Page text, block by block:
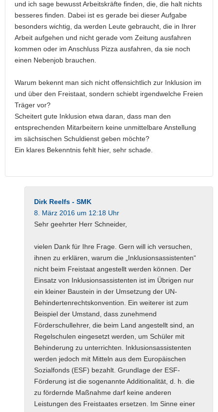
und ich sage bewusst Arbeitskräfte finden, die, die halt nichts
besseres finden. Dabei ist es gerade bei dieser Aufgabe
besonders wichtig, da werden Leute gebraucht, die in Ihrer
Arbeit aufgehen und nicht gerade vom Zeitung ausfahren
kommen oder im Anschluss Pizza ausfahren, da sie noch
einen Nebenjob brauchen.
Warum bekennt man sich nicht offensichtlich zur Inklusion im
und über den Freistaat, sondern schiebt irgendwelche Freien
Träger vor?
Scheitert gute Inklusion etwa daran, dass man den
entsprechenden Mitarbeitern keine unmittelbare Anstellung
im sächsischen Schuldienst geben möchte?
Ein klares Bekenntnis fehlt hier, sehr schade.
Dirk Reelfs - SMK
8. März 2016 um 12:18 Uhr
Sehr geehrter Herr Schneider,
vielen Dank für Ihre Frage. Gern will ich versuchen,
ihnen zu erklären, warum die „Inklusionsassistenten“
nicht beim Freistaat angestellt werden können. Der
Einsatz von Inklusionsassistenten ist im Übrigen nur
ein kleiner Baustein in der Umsetzung der UN-
Behindertenrechtskonvention. Ein weiterer ist zum
Beispiel der Umstand, dass zunehmend
Förderschullehrer, die beim Land angestellt sind, an
Regelschulen eingesetzt werden, um Schüler mit
Behinderung zu unterrichten. Inklusionsassistenten
werden jedoch mit Mitteln aus dem Europäischen
Sozialfonds (ESF) bezahlt. Grundlage der ESF-
Förderung ist die sogenannte Additionalität, d. h. die
zu fördernde Maßnahme darf keine anderen
Leistungen des Freistaates ersetzen. Im Sinne einer